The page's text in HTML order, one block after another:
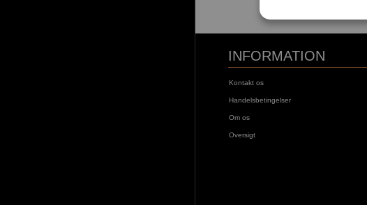
INFORMATION
Kontakt os
Handelsbetingelser
Om os
Oversigt